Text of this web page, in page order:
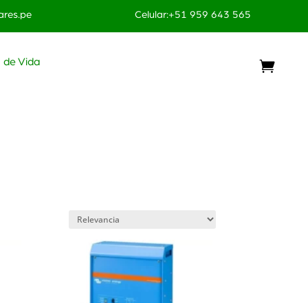
Celular:+51 959 643 565
de Vida